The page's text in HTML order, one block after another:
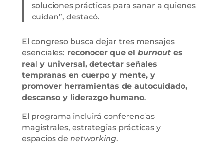
soluciones prácticas para sanar a quienes
cuidan”, destacó.
El congreso busca dejar tres mensajes
esenciales: reconocer que el burnout es
real y universal, detectar señales
tempranas en cuerpo y mente, y
promover herramientas de autocuidado,
descanso y liderazgo humano.
El programa incluirá conferencias
magistrales, estrategias prácticas y
espacios de networking.